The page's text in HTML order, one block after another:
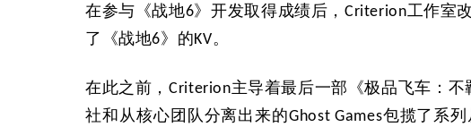
在参与《战地6》开发取得成绩后，Criterion工作室
了《战地6》的KV。
在此之前，Criterion主导着最后一部《极品飞车：
社和从核心团队分离出来的Ghost Games包揽了系列